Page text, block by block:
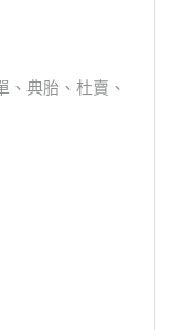
、典胎、杜賣、